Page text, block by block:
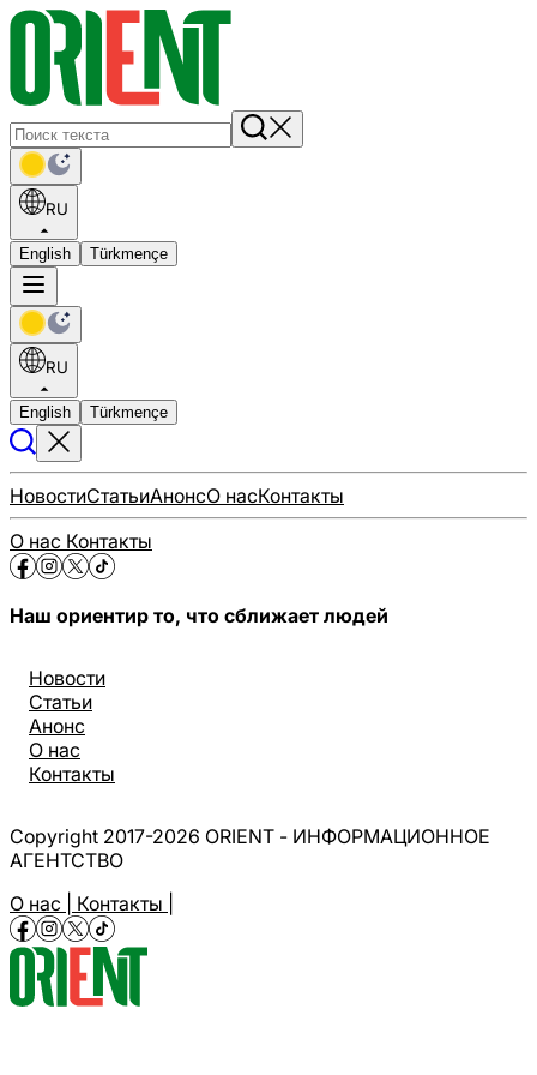
RU
English Türkmençe
RU
English Türkmençe
НовостиСтатьиАнонсО насКонтакты
О нас Контакты
Наш ориентир то, что сближает людей
Новости
Статьи
Анонс
О нас
Контакты
Copyright 2017-2026 ORIENT - ИНФОРМАЦИОННОЕ
АГЕНТСТВО
О нас | Контакты |